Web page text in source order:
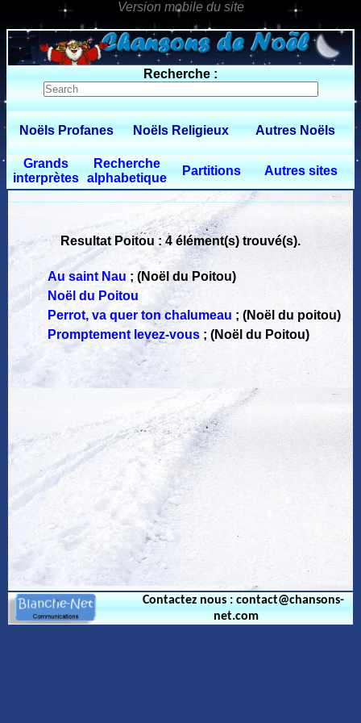
0 $limitbot 1 $limittot 2
Recherche :
Noëls Profanes Noëls Religieux Autres Noëls
Grands
interprètes
Recherche
alphabetique
Partitions Autres sites
Resultat Poitou : 4 élément(s) trouvé(s).
Au saint Nau ;(Noël du Poitou)
Noël du Poitou
Perrot, va quer ton chalumeau ;(Noël du poitou)
Promptement levez-vous ;(Noël du Poitou)
Contactez nous : contact@chansons-
net.com